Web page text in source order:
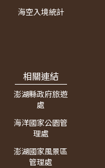
海空入境統計
相關連結
澎湖縣政府旅遊
處
海洋國家公園管
理處
澎湖國家風景區
管理處